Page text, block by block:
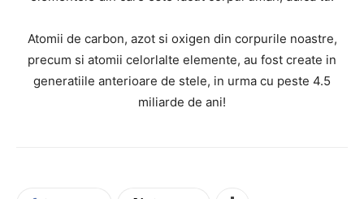
Atomii de carbon, azot si oxigen din corpurile noastre,
precum si atomii celorlalte elemente, au fost create in
generatiile anterioare de stele, in urma cu peste 4.5
miliarde de ani!